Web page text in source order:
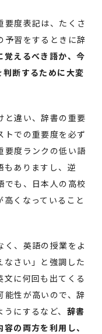
要度表記は、たくさ
予習をするときに辞
覚えるべき語か、今
判断するために大変
と違い、辞書の重要
トでの重要度を必ず
要度ランクの低い語
もありますし、逆
でも、日本人の高校
高くなっていること
く、英語の授業をよ
なさい」と強調した
文に何回も出てくる
能性が高いので、辞
にするなど、 辞書
の両方を利用し、